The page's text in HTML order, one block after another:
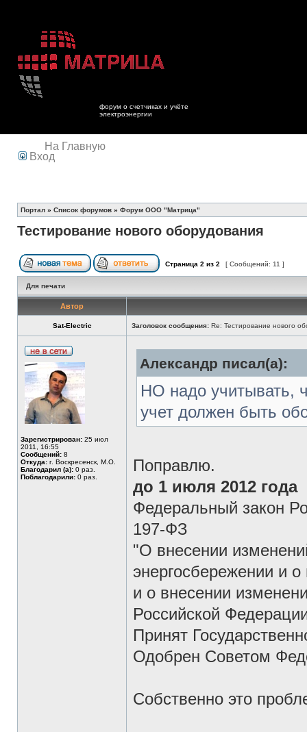
форум о счетчиках и учёте
электроэнергии
На Главную
Вход
Портал » Список форумов » Форум ООО "Матрица"
Тестирование нового оборудования
Страница 2 из 2 [ Сообщений: 11 ]
Для печати
Автор
Sat-Electric Заголовок сообщения: Re: Тестирование нового
Зарегистрирован: 25 июл
2011, 16:55
Сообщений: 8
Откуда: г. Воскресенск, М.О.
Благодарил (а): 0 раз.
Поблагодарили: 0 раз.
Александр писал(а):
НО надо учитывать,
учет должен быть
Поправлю.
до 1 июля 2012 года
Федеральный закон
197-ФЗ
"О внесении
энергосбережении и
и о внесении
Российской
Принят
Одобрен Советом
Собственно это